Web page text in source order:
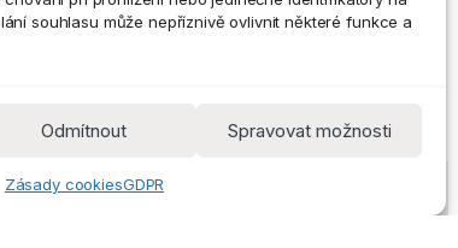
souhlasu může nepříznivě ovlivnit některé funkce a
Odmítnout Spravovat možnosti
Zásady cookiesGDPR
Vrácení zboží a
reklamace